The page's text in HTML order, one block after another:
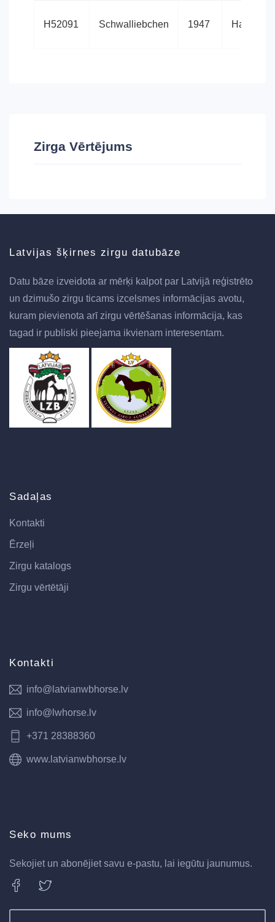
H52091 Schwalliebchen 1947
Zirga Vērtējums
Latvijas šķirnes zirgu datubāze
Datu bāze izveidota ar mērķi kalpot par Latvijā reģistrēto
un dzimušo zirgu ticams izcelsmes informācijas avotu,
kuram pievienota arī zirgu vērtēšanas informācija, kas
tagad ir publiski pieejama ikvienam interesentam.
Sadaļas
Kontakti
Ērzeļi
Zirgu katalogs
Zirgu vērtētāji
Kontakti
info@latvianwbhorse.lv
info@lwhorse.lv
+371 28388360
www.latvianwbhorse.lv
Seko mums
Sekojiet un abonējiet savu e-pastu, lai iegūtu jaunumus.